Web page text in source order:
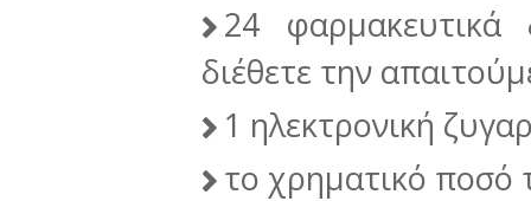
24
διέθετε την
1 ηλεκτρονική
το χρηματικό ποσό